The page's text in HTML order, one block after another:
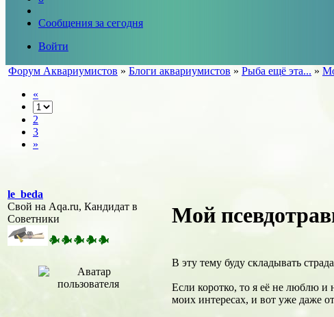
Сообщения за сегодня
Войти
Форум Аквариумистов » Блоги аквариумистов » Рыба ещё эта... »
«
2
3
»
le_beda
Свой на Aqa.ru, Кандидат в
Советники
Мой
В эту тему буду складывать
Если коротко, то я её не люблю
моих интересах, и вот уже даже